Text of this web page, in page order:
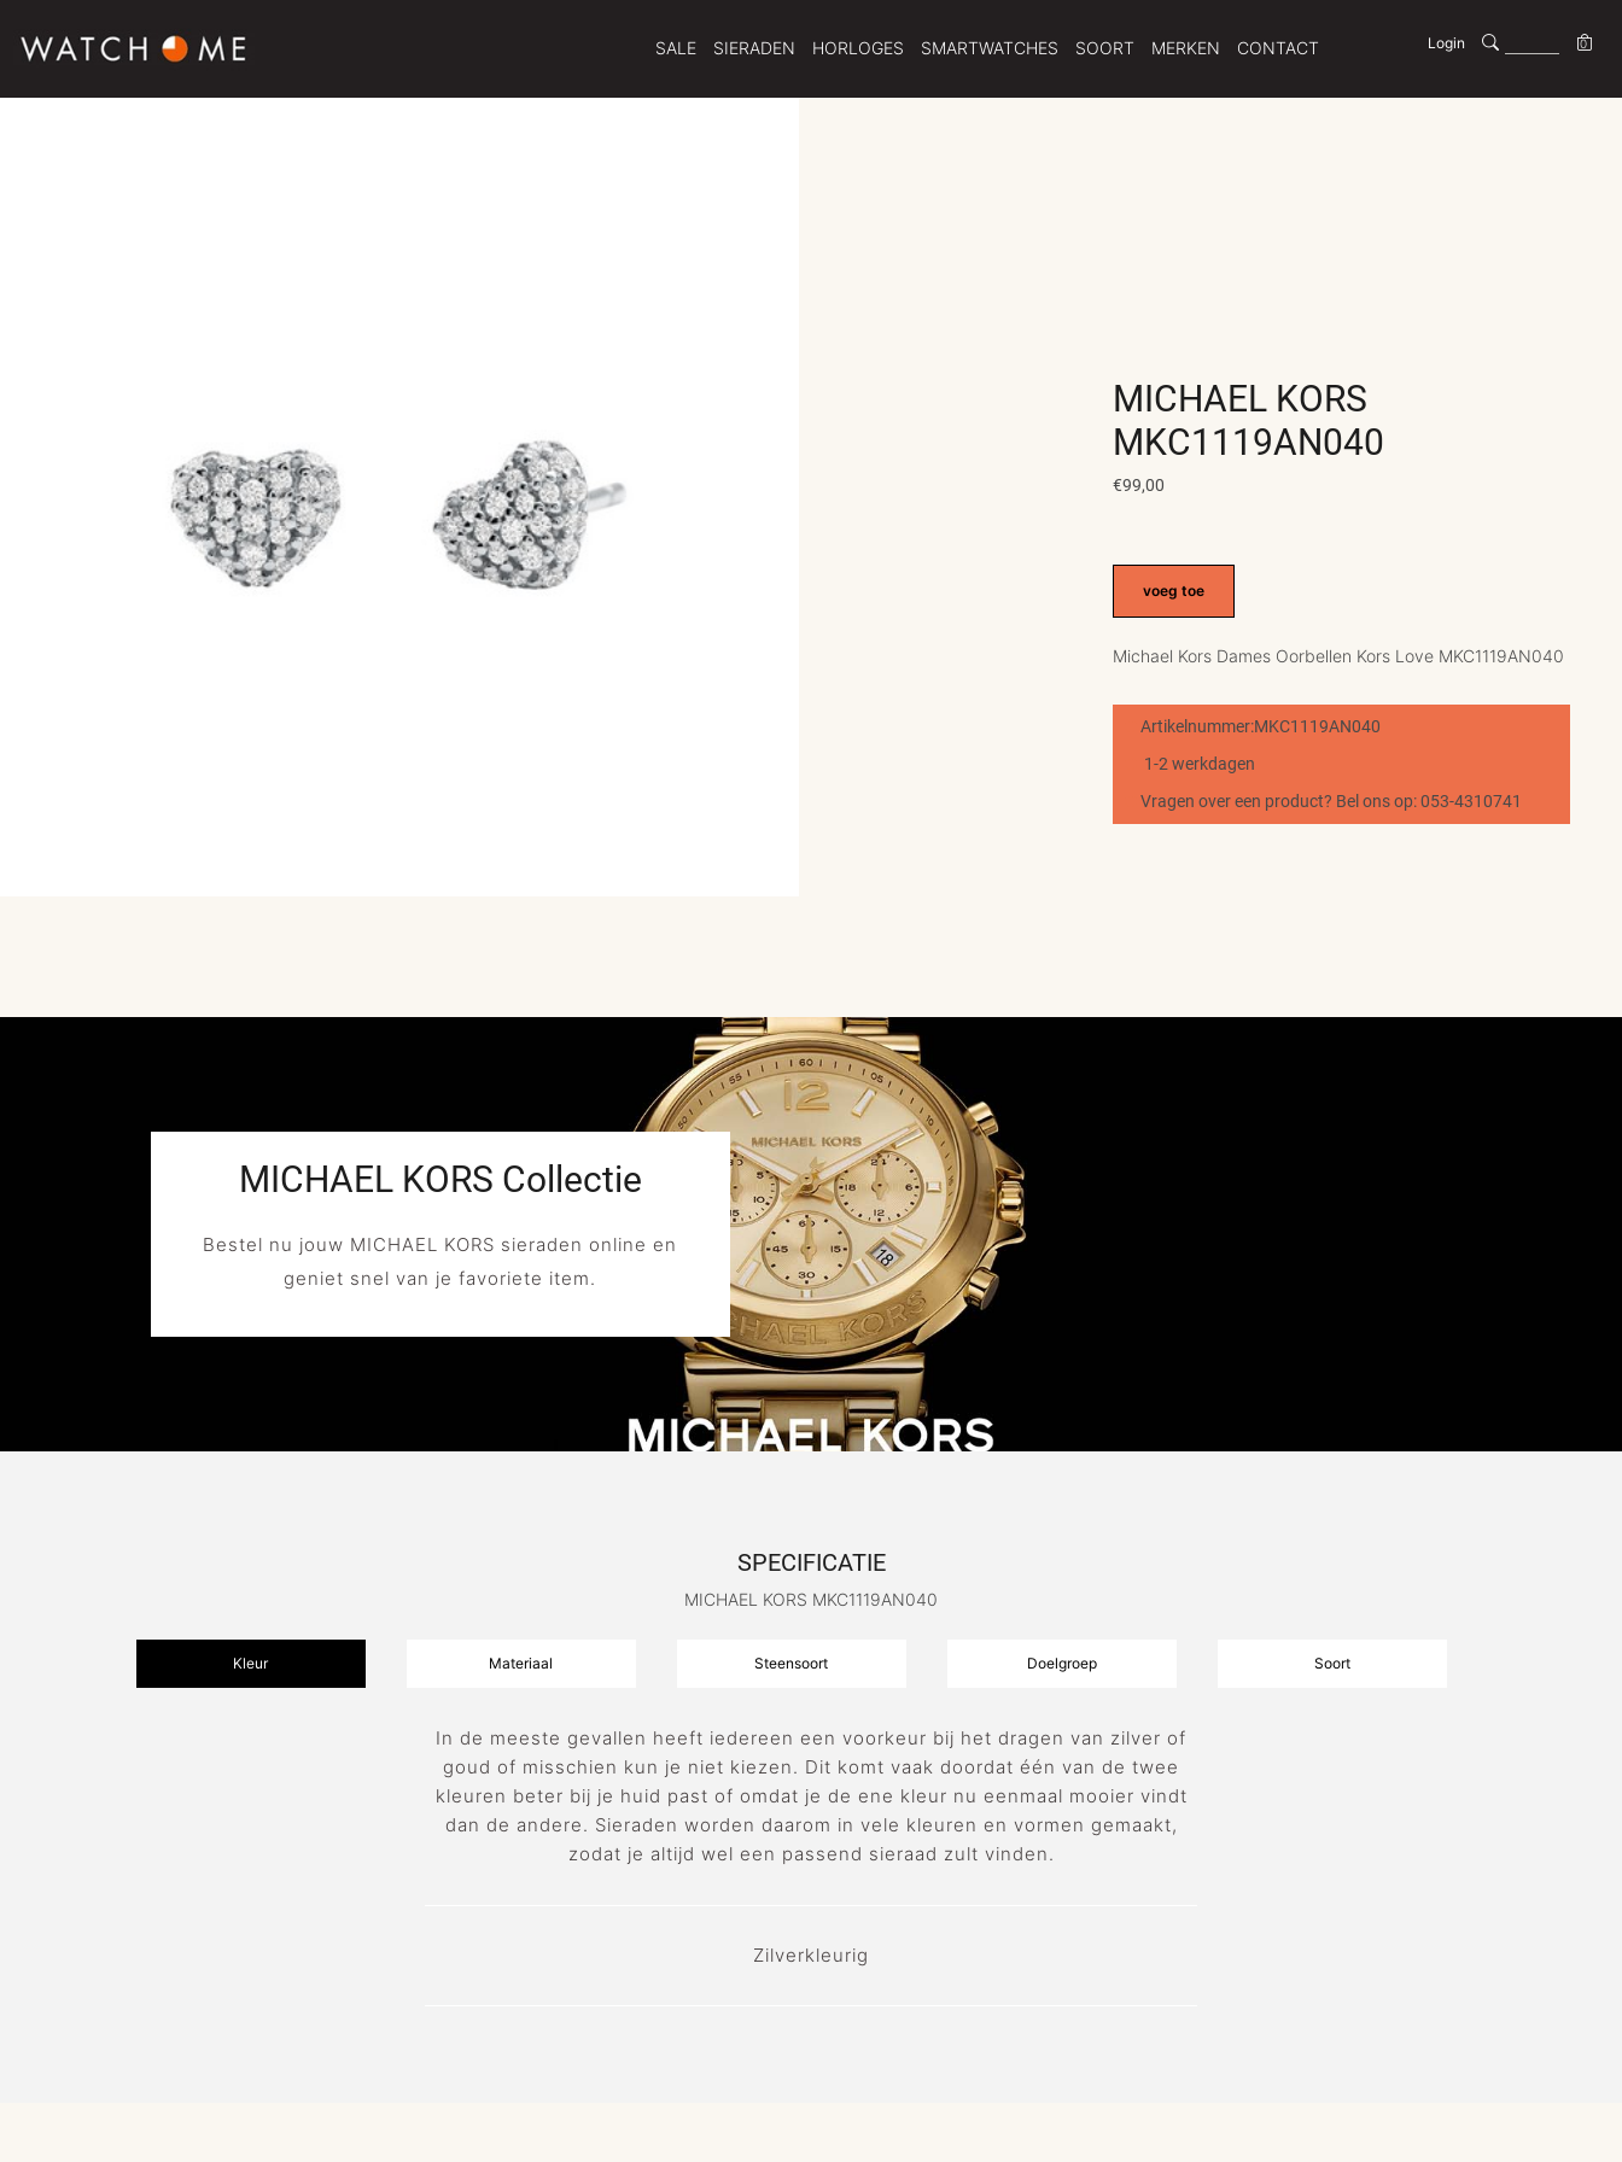
SALE SIERADEN HORLOGES SMARTWATCHES SOORT MERKEN CONTACT Login 0
MICHAEL KORS
MKC1119AN040
€99,00
voeg toe
Michael Kors Dames Oorbellen Kors Love MKC1119AN040
Artikelnummer:MKC1119AN040
1-2 werkdagen
Vragen over een product? Bel ons op: 053-4310741
MICHAEL KORS Collectie
Bestel nu jouw MICHAEL KORS sieraden online en
geniet snel van je favoriete item.
SPECIFICATIE
MICHAEL KORS MKC1119AN040
Kleur Materiaal Steensoort Doelgroep Soort
In de meeste gevallen heeft iedereen een voorkeur bij het dragen van zilver of
goud of misschien kun je niet kiezen. Dit komt vaak doordat één van de twee
kleuren beter bij je huid past of omdat je de ene kleur nu eenmaal mooier vindt
dan de andere. Sieraden worden daarom in vele kleuren en vormen gemaakt,
zodat je altijd wel een passend sieraad zult vinden.
Zilverkleurig